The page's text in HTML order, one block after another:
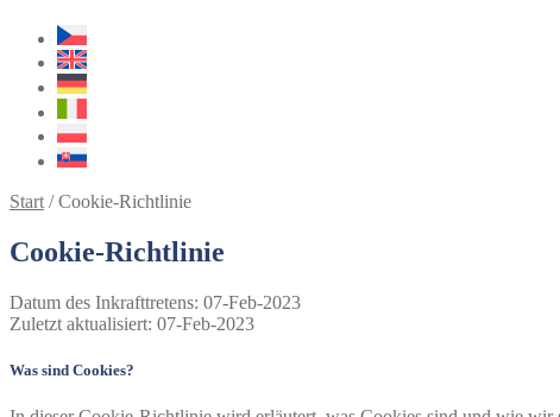
Start /Cookie-Richtlinie
Cookie-Richtlinie
Datum des Inkrafttretens: 07-Feb-2023
Zuletzt aktualisiert: 07-Feb-2023
Was sind Cookies?